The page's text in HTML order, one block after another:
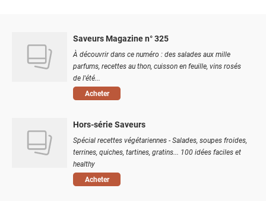
Saveurs Magazine n° 325
À découvrir dans ce numéro : des salades aux mille
parfums, recettes au thon, cuisson en feuille, vins rosés
de l'été...
Acheter
Hors-série Saveurs
Spécial recettes végétariennes - Salades, soupes froides,
terrines, quiches, tartines, gratins... 100 idées faciles et
healthy
Acheter